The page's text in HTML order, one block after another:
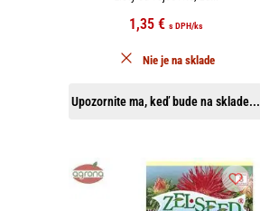
1,35 € s DPH/ks
Upozornite ma, keď bude na sklade...
Nie je na sklade